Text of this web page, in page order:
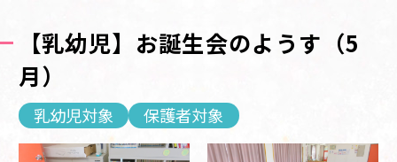
【乳幼児】お誕生会のようす（5
月）
乳幼児対象 保護者対象